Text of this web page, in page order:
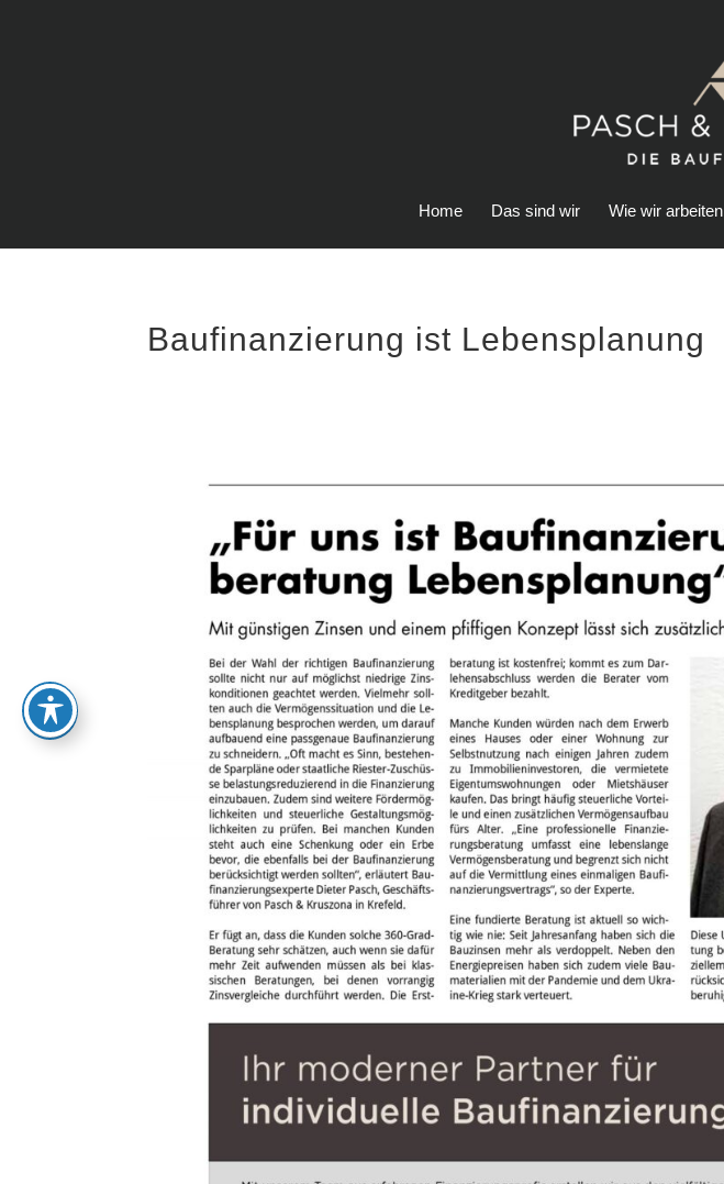
Home Das sind wir Wie wir arbeiten
Baufinanzierung ist Lebensplanung